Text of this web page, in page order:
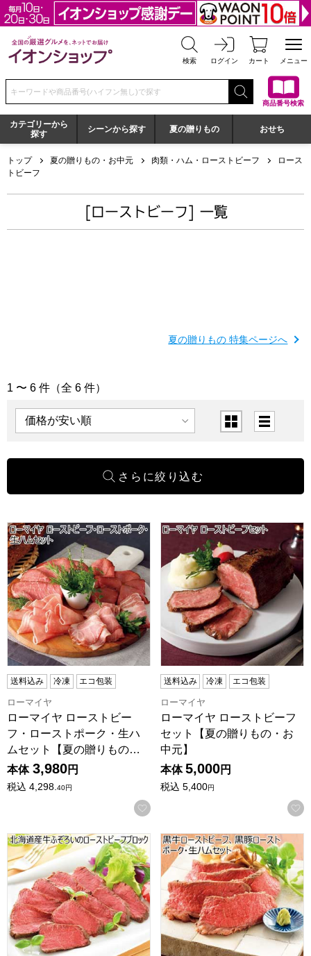
全国の厳選グルメを、ネットでお届け イオンショップ
検索 ログイン カート メニュー
検索キーワードまたは商品番号を入力してください
商品番号検索
カテゴリーから
探す
シーンから探す 夏の贈りもの おせち
トップ 夏の贈りもの・お中元 肉類・ハム・ローストビーフ
ロース
トビーフ
[ローストビーフ] 一覧
夏の贈りもの 特集ページへ
「ローストビーフ」の商品一覧
1 〜 6 件（全 6 件）
表示順 表示切替
ローマイヤ ローストビーフ・ローストポーク・生ハムセッ
送料込み 冷凍 エコ包装
ローマイヤ
ローマイヤ ローストビー
フ・ローストポーク・生ハ
ムセット【夏の贈りもの…
本体 3,980円
税込 4,298.40円
お気に入りに登録する
ローマイヤ ローストビーフ
送料込み 冷凍 エコ包装
ローマイヤ
ローマイヤ ローストビーフ
セット【夏の贈りもの・お
中元】
本体 5,000円
税込 5,400円
北海道産牛ふぞろいのローストビーフブロック【夏の贈りも
黒牛ローストビーフ、黒豚ロ